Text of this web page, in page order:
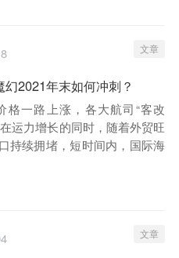
文章
2021年末如何冲刺？
一路上涨，各大航司“客改
运力增长的同时，随着外贸旺
持续拥堵，短时间内，国际海
文章